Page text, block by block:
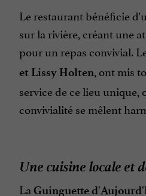
Le restaurant bénéficie
sur la rivière, créant une
pour un repas convivial.
et Lissy Holten , ont mis
service de ce lieu
convivialité se mêlent
Une cuisine locale et
La Guinguette